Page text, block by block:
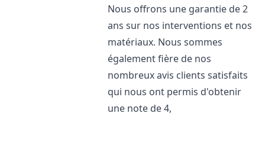
Nous offrons une garantie de 2
ans sur nos interventions et nos
matériaux. Nous sommes
également fière de nos
nombreux avis clients satisfaits
qui nous ont permis d'obtenir
une note de 4,